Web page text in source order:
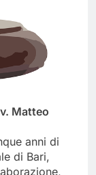
Matteo
anni di
di Bari,